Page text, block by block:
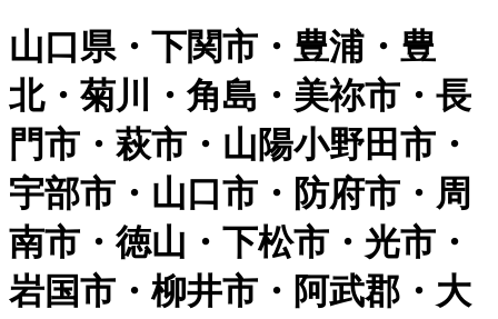
山口県・下関市・豊浦・豊
北・菊川・角島・美祢市・長
門市・萩市・山陽小野田市・
宇部市・山口市・防府市・周
南市・徳山・下松市・光市・
岩国市・柳井市・阿武郡・大